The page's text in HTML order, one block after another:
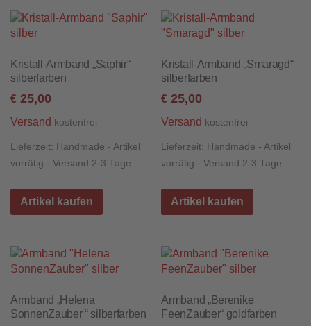
Kristall-Armband „Saphir“
silberfarben
€ 25,00
Versand kostenfrei
Lieferzeit: Handmade - Artikel
vorrätig - Versand 2-3 Tage
Artikel kaufen
Kristall-Armband „Smaragd“
silberfarben
€ 25,00
Versand kostenfrei
Lieferzeit: Handmade - Artikel
vorrätig - Versand 2-3 Tage
Artikel kaufen
Armband „Helena
SonnenZauber “ silberfarben
Armband „Berenike
FeenZauber“ goldfarben